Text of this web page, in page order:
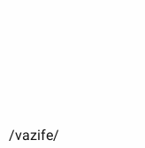
/vazife/​